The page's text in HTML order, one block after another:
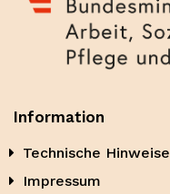
Information
Technische Hinweise
Impressum